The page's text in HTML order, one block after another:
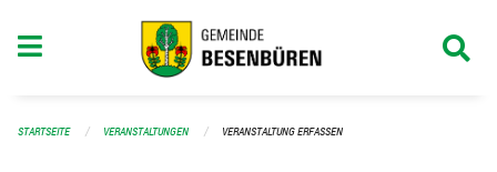
STARTSEITE VERANSTALTUNGEN VERANSTALTUNG ERFASSEN